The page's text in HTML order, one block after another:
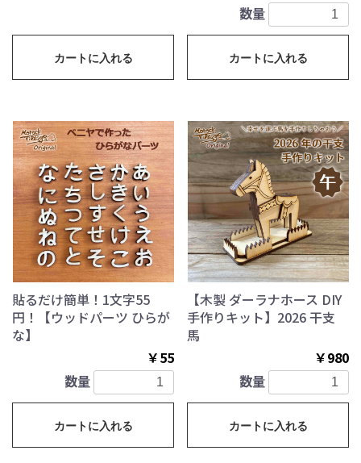
カートに入れる
数量
カートに入れる
貼るだけ簡単！1文字55
円！【ウッドパーツ ひらが
な】
￥55
数量
カートに入れる
【木製 ダーラナホース DIY
手作りキット】2026 干支
馬
￥980
数量
カートに入れる